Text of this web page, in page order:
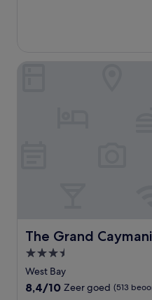
beoordelingen)
The Grand
The Grand Caymanian
3.5-
sterrenaccommodatie
West Bay
8.4
8,4/10 Zeer goed (513